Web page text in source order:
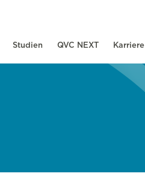
Studien QVC NEXT Karriere